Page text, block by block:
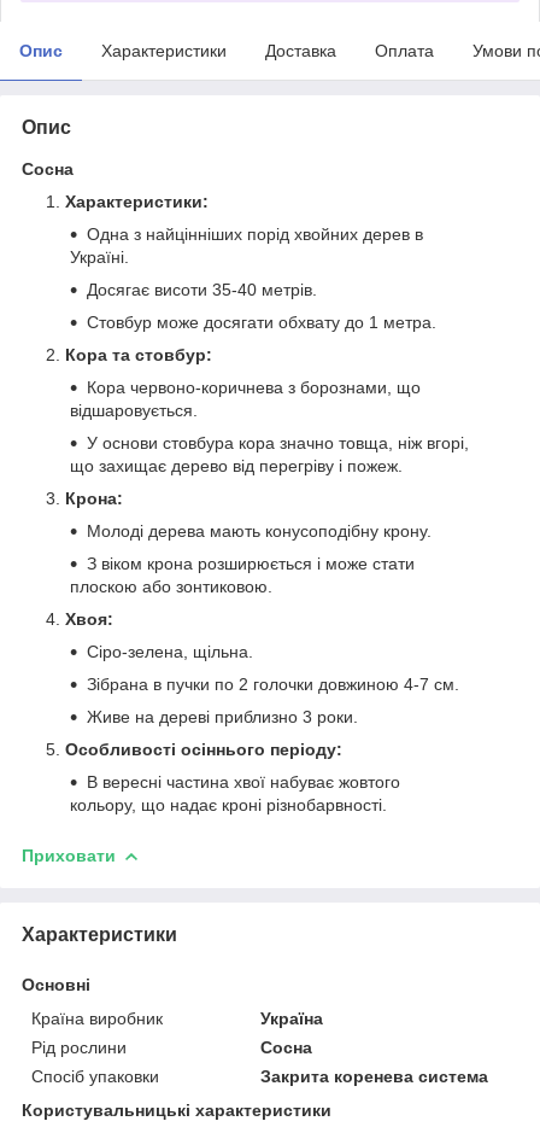
Опис Характеристики Доставка Оплата Умови
Опис
Сосна
Характеристики:
Одна з найцінніших порід хвойних дерев в
Україні.
Досягає висоти 35-40 метрів.
Стовбур може досягати обхвату до 1 метра.
Кора та стовбур:
Кора червоно-коричнева з борознами, що
відшаровується.
У основи стовбура кора значно товща, ніж вгорі,
що захищає дерево від перегріву і пожеж.
Крона:
Молоді дерева мають конусоподібну крону.
З віком крона розширюється і може стати
плоскою або зонтиковою.
Хвоя:
Сіро-зелена, щільна.
Зібрана в пучки по 2 голочки довжиною 4-7 см.
Живе на дереві приблизно 3 роки.
Особливості осіннього періоду:
В вересні частина хвої набуває жовтого
кольору, що надає кроні різнобарвності.
Приховати
Характеристики
Основні
Країна виробник
Україна
Рід рослини
Сосна
Спосіб упаковки
Закрита коренева система
Користувальницькі характеристики